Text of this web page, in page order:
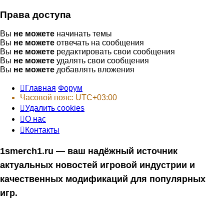
Права доступа
Вы не можете начинать темы
Вы не можете отвечать на сообщения
Вы не можете редактировать свои сообщения
Вы не можете удалять свои сообщения
Вы не можете добавлять вложения
Главная Форум
Часовой пояс: UTC+03:00
Удалить cookies
О нас
Контакты
1smerch1.ru — ваш надёжный источник
актуальных новостей игровой индустрии и
качественных модификаций для популярных
игр.